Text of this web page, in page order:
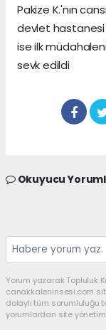
Pakize K.'nın
devlet hastanesi
ise ilk
sevk edildi
Okuyucu
Yorum yazarak Topluluk
canakkaleninsesi.com
dolaylı tüm sorumluluğu
yorumlardan site